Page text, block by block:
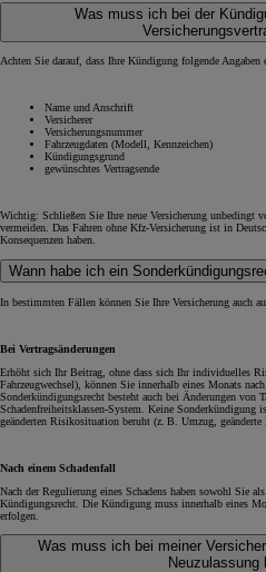
Was muss ich bei der
Achten Sie darauf, dass Ihre Kündigung folgende Angaben
Name und Anschrift
Versicherer
Versicherungsnummer
Fahrzeugdaten (Modell, Kennzeichen)
Kündigungsgrund
gewünschtes Vertragsende
Wichtig: Schließen Sie Ihre neue Versicherung unbedingt
vermeiden. Das Fahren ohne Kfz-Versicherung ist in
Konsequenzen haben.
Wann habe ich ein
In bestimmten Fällen können Sie Ihre Versicherung auch
Bei Vertragsänderungen
Erhöht sich Ihr Beitrag, ohne dass sich Ihr individuelles
Fahrzeugwechsel), können Sie innerhalb eines Monats
Sonderkündigungsrecht besteht auch bei Änderungen von
Schadenfreiheitsklassen-System. Keine Sonderkündigung
geänderten Risikosituation beruht (z. B. Umzug, geänderte
Nach einem Schadenfall
Nach der Regulierung eines Schadens haben sowohl Sie
Kündigungsrecht. Die Kündigung muss innerhalb eines
erfolgen.
Was muss ich bei meiner
Neuzulassung